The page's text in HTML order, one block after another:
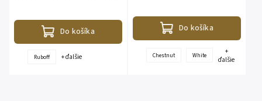
Do košíka
Ruboff + ďalšie
Do košíka
Chestnut White
+
ďalšie